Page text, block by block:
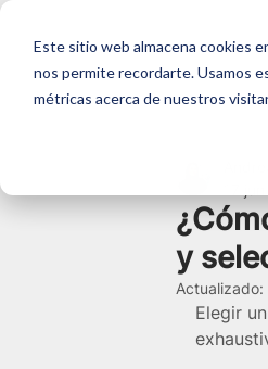
Este sitio web almacena cookies
nos permite recordarte. Usamos
métricas acerca de nuestros
y
Actualizado:
Elegir